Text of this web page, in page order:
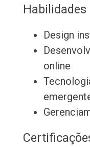
Habilidades
Design
online